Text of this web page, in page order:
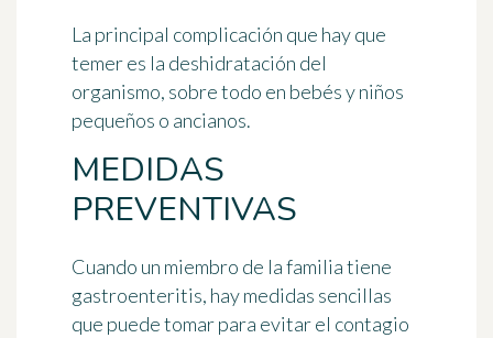
La principal complicación que hay que
temer es la deshidratación del
organismo, sobre todo en bebés y niños
pequeños o ancianos.
MEDIDAS
PREVENTIVAS
Cuando un miembro de la familia tiene
gastroenteritis, hay medidas sencillas
que puede tomar para evitar el contagio